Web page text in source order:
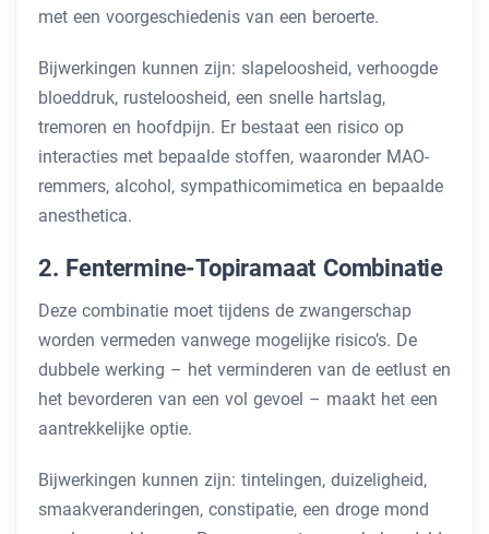
met een voorgeschiedenis van een beroerte.
Bijwerkingen kunnen zijn: slapeloosheid, verhoogde
bloeddruk, rusteloosheid, een snelle hartslag,
tremoren en hoofdpijn. Er bestaat een risico op
interacties met bepaalde stoffen, waaronder MAO-
remmers, alcohol, sympathicomimetica en bepaalde
anesthetica.
2. Fentermine-Topiramaat Combinatie
Deze combinatie moet tijdens de zwangerschap
worden vermeden vanwege mogelijke risico’s. De
dubbele werking – het verminderen van de eetlust en
het bevorderen van een vol gevoel – maakt het een
aantrekkelijke optie.
Bijwerkingen kunnen zijn: tintelingen, duizeligheid,
smaakveranderingen, constipatie, een droge mond